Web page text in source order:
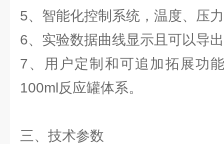
5、智能化控制系统，温度、压
6、实验数据曲线显示且可以导
7、用户定制和可追加拓展功
100ml反应罐体系。
三、技术参数